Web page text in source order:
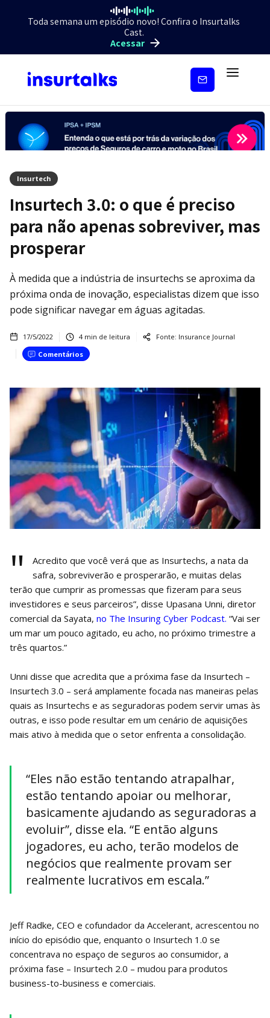
Toda semana um episódio novo! Confira o Insurtalks
Cast.
Acessar
Inscreva-
Insurtech
Insurtech 3.0: o que é preciso
para não apenas sobreviver, mas
prosperar
À medida que a indústria de insurtechs se aproxima da
próxima onda de inovação, especialistas dizem que isso
pode significar navegar em águas agitadas.
17/5/2022 4min de leitura Fonte: Insurance Journal
Comentários
"
Acredito que você verá que as Insurtechs, a nata da
safra, sobreviverão e prosperarão, e muitas delas
terão que cumprir as promessas que fizeram para seus
investidores e seus parceiros”, disse Upasana Unni, diretor
comercial da Sayata, no The Insuring Cyber ​​Podcast. “Vai ser
um mar um pouco agitado, eu acho, no próximo trimestre a
três quartos.”
Unni disse que acredita que a próxima fase da Insurtech –
Insurtech 3.0 – será amplamente focada nas maneiras pelas
quais as Insurtechs e as seguradoras podem servir umas às
outras, e isso pode resultar em um cenário de aquisições
mais ativo à medida que o setor enfrenta a consolidação.
“Eles não estão tentando atrapalhar,
estão tentando apoiar ou melhorar,
basicamente ajudando as seguradoras a
evoluir”, disse ela. “E então alguns
jogadores, eu acho, terão modelos de
negócios que realmente provam ser
realmente lucrativos em escala.”
Jeff Radke, CEO e cofundador da Accelerant, acrescentou no
início do episódio que, enquanto o Insurtech 1.0 se
concentrava no espaço de seguros ao consumidor, a
próxima fase – Insurtech 2.0 – mudou para produtos
business-to-business e comerciais.